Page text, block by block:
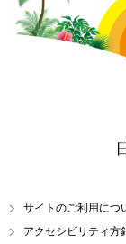
サイトのご利用につ
アクセシビリティ方